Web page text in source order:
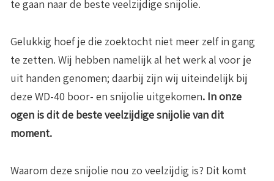
te gaan naar de beste veelzijdige snijolie.
Gelukkig hoef je die zoektocht niet meer zelf in gang
te zetten. Wij hebben namelijk al het werk al voor je
uit handen genomen; daarbij zijn wij uiteindelijk bij
deze WD-40 boor- en snijolie uitgekomen. In onze
ogen is dit de beste veelzijdige snijolie van dit
moment.
Waarom deze snijolie nou zo veelzijdig is? Dit komt